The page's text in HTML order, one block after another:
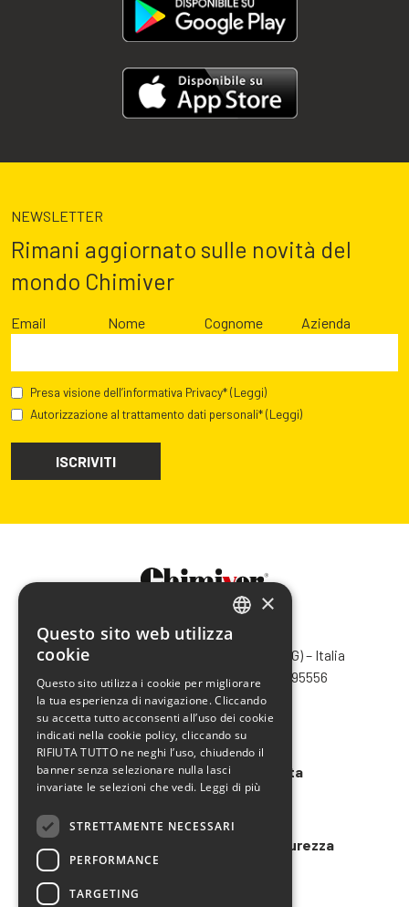
NEWSLETTER
Rimani aggiornato sulle novità del
mondo Chimiver
Email Nome Cognome Azienda
Presa visione dell’informativa Privacy*(Leggi)
Autorizzazione al trattamento dati personali*(Leggi)
CHIMIVER PANSERI S.p.A.
Via Bergamo, 1401 – 24030 Pontida (BG) – Italia
Tel.
+39 035 795031
– Fax +39 035 795556
info@chimiver.com
Faq
Condizioni generali di vendita
Modello 231 e Organigramma Sicurezza
FRENCH
SPANISH
×
Questo sito web utilizza
cookie
Questo sito utilizza i cookie per migliorare
la tua esperienza di navigazione. Cliccando
su accetta tutto acconsenti all’uso dei cookie
indicati nella cookie policy, cliccando su
RIFIUTA TUTTO ne neghi l’uso, chiudendo il
banner senza selezionare nulla lasci
invariate le selezioni che vedi. Leggi di più
STRETTAMENTE NECESSARI
PERFORMANCE
TARGETING